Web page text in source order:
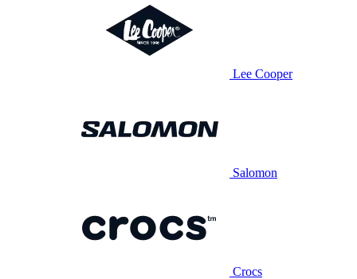
Lee Cooper
Salomon
Crocs